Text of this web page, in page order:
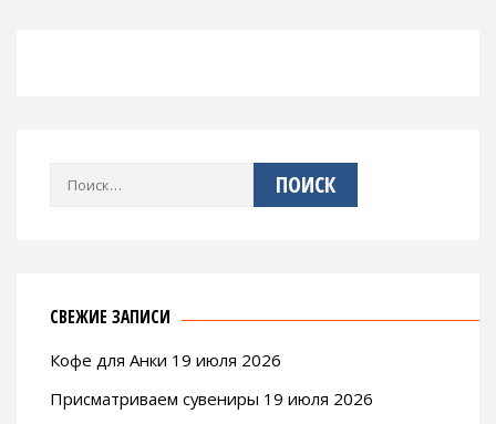
Найти:
СВЕЖИЕ ЗАПИСИ
Кофе для Анки 19 июля 2026
Присматриваем сувениры 19 июля 2026